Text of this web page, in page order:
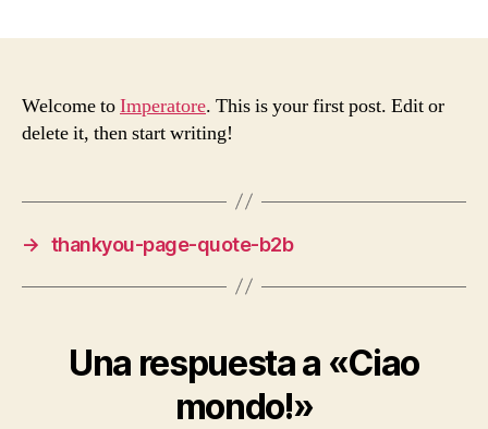
Welcome toImperatore. This is your first post. Edit or
delete it, then start writing!
→ thankyou-page-quote-b2b
Una respuesta a «Ciao
mondo!»